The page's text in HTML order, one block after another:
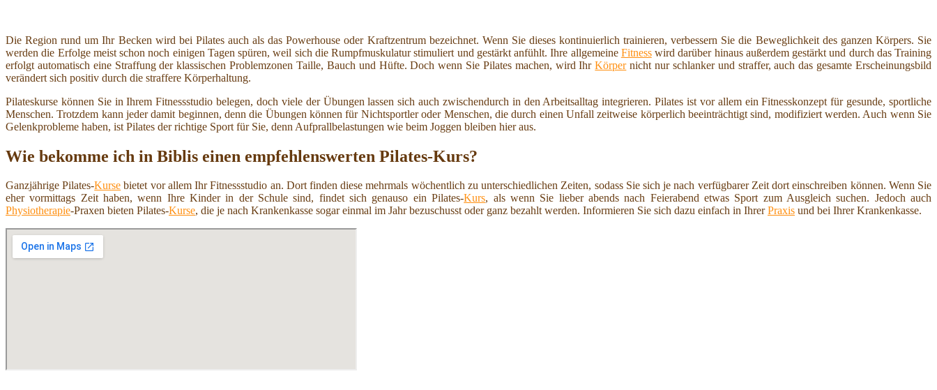
Die Region rund um Ihr Becken wird bei Pilates auch als das Powerhouse oder Kraftzentrum bezeichnet. Wenn Sie dieses kontinuierlich trainieren, verbessern Sie die Beweglichkeit des ganzen Körpers. Sie
werden die Erfolge meist schon noch einigen Tagen spüren, weil sich die Rumpfmuskulatur stimuliert und gestärkt anfühlt. Ihre allgemeine Fitnesswird darüber hinaus außerdem gestärkt und durch das Training
erfolgt automatisch eine Straffung der klassischen Problemzonen Taille, Bauch und Hüfte. Doch wenn Sie Pilates machen, wird IhrKörpernicht nur schlanker und straffer, auch das gesamte Erscheinungsbild
verändert sich positiv durch die straffere Körperhaltung.
Pilateskurse können Sie in Ihrem Fitnessstudio belegen, doch viele der Übungen lassen sich auch zwischendurch in den Arbeitsalltag integrieren. Pilates ist vor allem ein Fitnesskonzept für gesunde, sportliche
Menschen. Trotzdem kann jeder damit beginnen, denn die Übungen können für Nichtsportler oder Menschen, die durch einen Unfall zeitweise körperlich beeinträchtigt sind, modifiziert werden. Auch wenn Sie
Gelenkprobleme haben, ist Pilates der richtige Sport für Sie, denn Aufprallbelastungen wie beim Joggen bleiben hier aus.
Wie bekomme ich in Biblis einen empfehlenswerten Pilates-Kurs?
Ganzjährige Pilates-Kurse bietet vor allem Ihr Fitnessstudio an. Dort finden diese mehrmals wöchentlich zu unterschiedlichen Zeiten, sodass Sie sich je nach verfügbarer Zeit dort einschreiben können. Wenn Sie
eher vormittags Zeit haben, wenn Ihre Kinder in der Schule sind, findet sich genauso ein Pilates-Kurs, als wenn Sie lieber abends nach Feierabend etwas Sport zum Ausgleich suchen. Jedoch auch
Physiotherapie-Praxen bieten Pilates-Kurse, die je nach Krankenkasse sogar einmal im Jahr bezuschusst oder ganz bezahlt werden. Informieren Sie sich dazu einfach in IhrerPraxis und bei Ihrer Krankenkasse.